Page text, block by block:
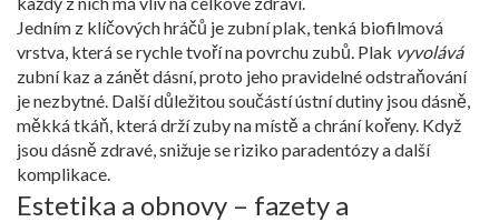
Jedním z klíčových hráčů je zubní plak,tenká biofilmová
vrstva, která se rychle tvoří na povrchu zubů. Plak vyvolává
zubní kaz a zánět dásní, proto jeho pravidelné odstraňování
je nezbytné. Další důležitou součástí ústní dutiny jsoudásně,
měkká tkáň, která drží zuby na místě a chrání kořeny. Když
jsou dásně zdravé, snižuje se riziko paradentózy a další
komplikace.
Estetika a obnovy – fazety a